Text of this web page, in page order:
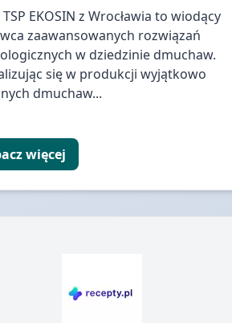
EKOSIN z Wrocławia to wiodący
zaawansowanych rozwiązań
w dziedzinie dmuchaw.
się w produkcji wyjątkowo
dmuchaw...
więcej